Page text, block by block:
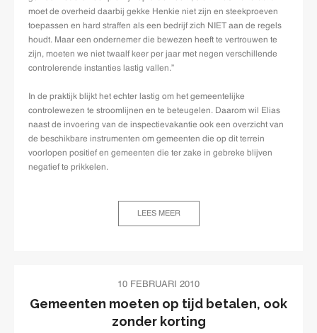
moet de overheid daarbij gekke Henkie niet zijn en steekproeven
toepassen en hard straffen als een bedrijf zich NIET aan de regels
houdt. Maar een ondernemer die bewezen heeft te vertrouwen te
zijn, moeten we niet twaalf keer per jaar met negen verschillende
controlerende instanties lastig vallen.”
In de praktijk blijkt het echter lastig om het gemeentelijke
controlewezen te stroomlijnen en te beteugelen. Daarom wil Elias
naast de invoering van de inspectievakantie ook een overzicht van
de beschikbare instrumenten om gemeenten die op dit terrein
voorlopen positief en gemeenten die ter zake in gebreke blijven
negatief te prikkelen.
LEES MEER
10 FEBRUARI 2010
Gemeenten moeten op tijd betalen, ook
zonder korting